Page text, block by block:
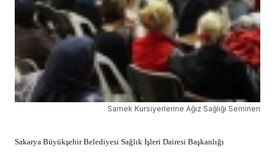
Samek Kursiyerlerine Ağız Sağlığı Semineri
Sakarya Büyükşehir Belediyesi Sağlık İşleri Dairesi Başkanlığı